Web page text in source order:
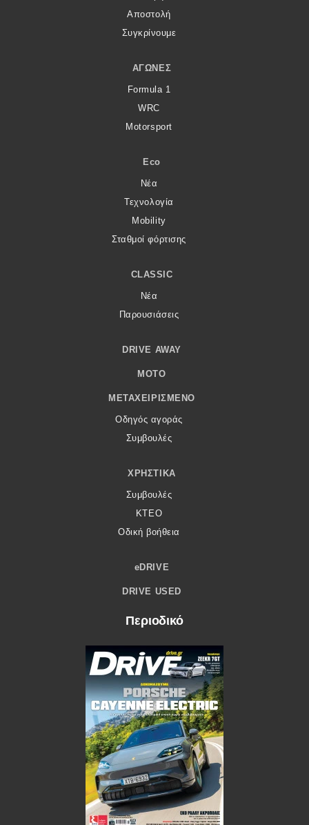
Αποστολή
Συγκρίνουμε
ΑΓΏΝΕΣ
Formula 1
WRC
Motorsport
Eco
Νέα
Τεχνολογία
Mobility
Σταθμοί φόρτισης
CLASSIC
Νέα
Παρουσιάσεις
DRIVE AWAY
MOTO
ΜΕΤΑΧΕΙΡΙΣΜΈΝΟ
Οδηγός αγοράς
Συμβουλές
ΧΡΗΣΤΙΚΆ
Συμβουλές
ΚΤΕΟ
Οδική βοήθεια
eDRIVE
DRIVE USED
Περιοδικό